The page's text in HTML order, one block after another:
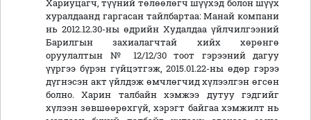
Хариуцагч, түүний төлөөлөгч шүүхэд болон шүүх
хуралдаанд гаргасан тайлбартаа: Манай компани
нь 2012.12.30-ны өдрийн Худалдаа үйлчилгээний
Барилгын захиалагчтай хийх хөрөнгө
оруулалтын № 12/12/30 тоот гэрээний дагуу
үүргээ бүрэн гүйцэтгэж, 2015.01.22-ны өдөр гэрээ
дүгнэсэн акт үйлдэж өмчлөгчид хүлээлгэн өгсөн
болно. Харин талбайн хэмжээ дутуу гэдгийг
хүлээн зөвшөөрөхгүй, хэрэгт байгаа хэмжилт нь